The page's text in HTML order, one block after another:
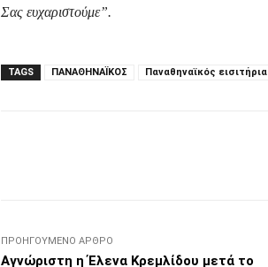
Σας ευχαριστούμε”.
TAGS ΠΑΝΑΘΗΝΑΪΚΟΣ Παναθηναϊκός εισιτήρια
ΠΡΟΗΓΟΎΜΕΝΟ ΆΡΘΡΟ
Αγνώριστη η Έλενα Κρεμλίδου μετά το